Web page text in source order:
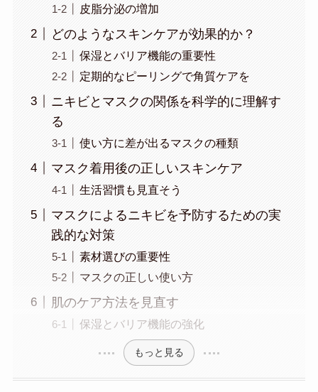
皮脂分泌の増加
どのようなスキンケアが効果的か？
保湿とバリア機能の重要性
定期的なピーリングで角質ケアを
ニキビとマスクの関係を科学的に理解す
る
使い方に差が出るマスクの種類
マスク着用後の正しいスキンケア
生活習慣も見直そう
マスクによるニキビを予防するための実
践的な対策
素材選びの重要性
マスクの正しい使い方
肌のケア方法を見直す
保湿とバリア機能の強化
もっと見る